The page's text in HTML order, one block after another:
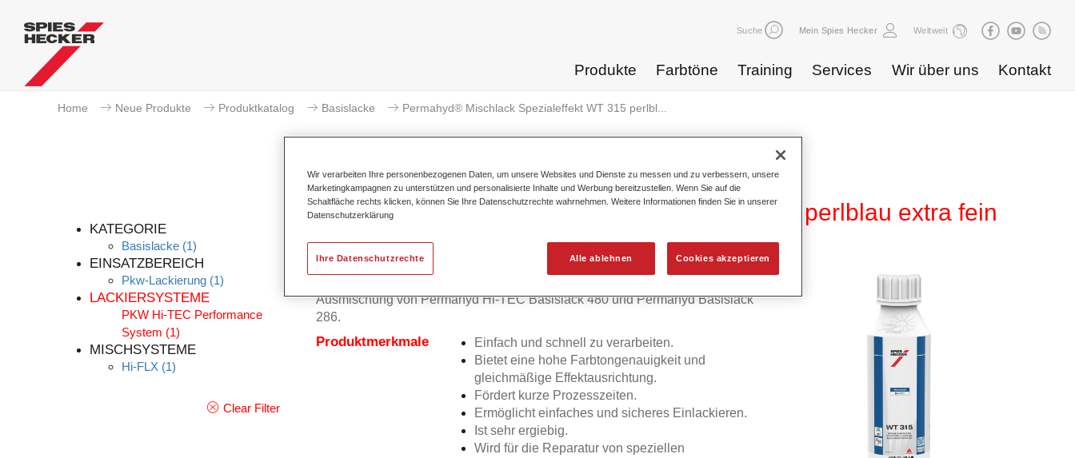
Suche Mein Spies Hecker Weltweit
Produkte Farbtöne Training Services Wir über uns Kontakt
Home Neue Produkte Produktkatalog Basislacke Permahyd® Mischlack Spezialeffekt WT 315 perlbl...
KATEGORIE
Basislacke (1)
EINSATZBEREICH
Pkw-Lackierung (1)
LACKIERSYSTEME
PKW Hi-TEC Performance
System (1)
MISCHSYSTEME
Hi-FLX (1)
Clear Filter
Permahyd® Mischlack Spezialeffekt WT 315 perlblau extra fein
Ausmischung von Permahyd Hi-TEC Basislack 480 und Permahyd Basislack
286.
Produktmerkmale
Einfach und schnell zu verarbeiten.
Bietet eine hohe Farbtongenauigkeit und
gleichmäßige Effektausrichtung.
Fördert kurze Prozesszeiten.
Ermöglicht einfaches und sicheres Einlackieren.
Ist sehr ergiebig.
Wird für die Reparatur von speziellen
Wir verarbeiten Ihre personenbezogenen Daten, um unsere Websites und Dienste zu messen und zu verbessern, unsere
Marketingkampagnen zu unterstützen und personalisierte Inhalte und Werbung bereitzustellen. Wenn Sie auf die
Schaltfläche rechts klicken, können Sie Ihre Datenschutzrechte wahrnehmen. Weitere Informationen finden Sie in unserer
Datenschutzerklärung
Alle ablehnen Cookies akzeptieren
Ihre Datenschutzrechte